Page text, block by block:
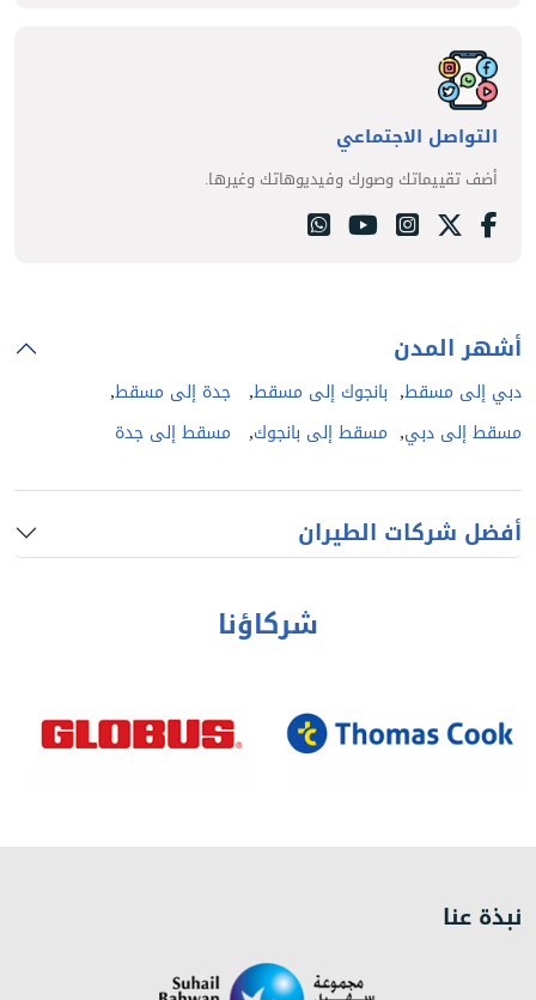
التواصل الاجتماعي
أضف تقييماتك وصورك وفيديوهاتك وغيرها.
أشهر المدن
دبي إلى مسقط, بانجوك إلى مسقط, جدة إلى مسقط,
مسقط إلى دبي, مسقط إلى بانجوك, مسقط إلى جدة
أفضل شركات الطيران
شركاؤنا
نبذة عنا